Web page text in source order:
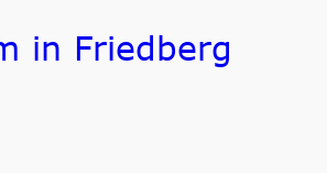
in Friedberg